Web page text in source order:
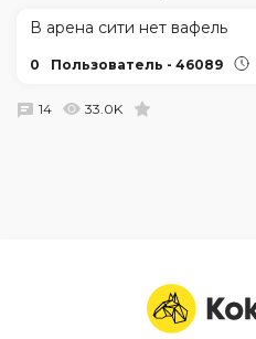
В арена сити нет вафель
0 Пользователь - 46089
14 33.0K